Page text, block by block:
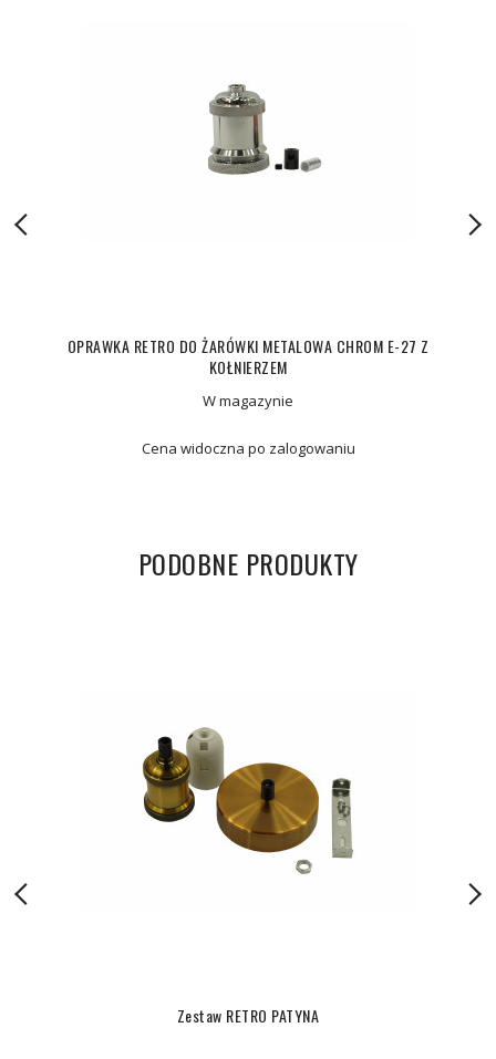
OPRAWKA RETRO DO ŻARÓWKI METALOWA CHROM E-27 Z
KOŁNIERZEM
W magazynie
Cena widoczna po zalogowaniu
PODOBNE PRODUKTY
Zestaw RETRO PATYNA